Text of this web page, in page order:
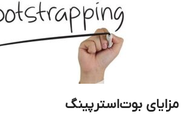
مزایای بوت‌استرپینگ